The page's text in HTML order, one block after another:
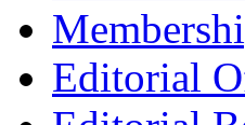
Editorial